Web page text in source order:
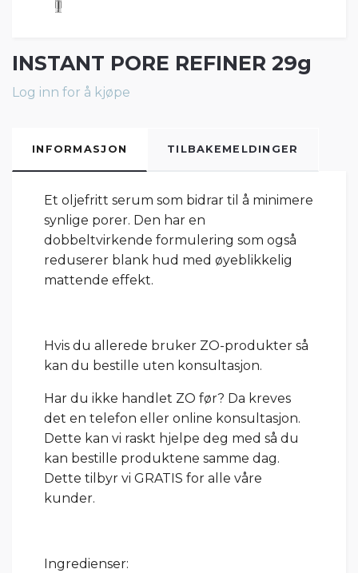
INSTANT PORE REFINER 29g
Log inn for å kjøpe
INFORMASJON TILBAKEMELDINGER
Et oljefritt serum som bidrar til å minimere
synlige porer. Den har en
dobbeltvirkende formulering som også
reduserer blank hud med øyeblikkelig
mattende effekt.
Hvis du allerede bruker ZO-produkter så
kan du bestille uten konsultasjon.
Har du ikke handlet ZO før? Da kreves
det en telefon eller online konsultasjon.
Dette kan vi raskt hjelpe deg med så du
kan bestille produktene samme dag.
Dette tilbyr vi GRATIS for alle våre
kunder.
Ingredienser: